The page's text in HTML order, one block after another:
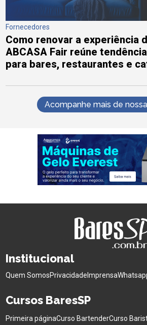
Fornecedores
Como renovar a experiência
ABCASA Fair reúne
para bares, restaurantes e
Acompanhe mais de
Institucional
Quem SomosPrivacidade Imprensa
Cursos BaresSP
Primeira páginaCurso BartenderCurso